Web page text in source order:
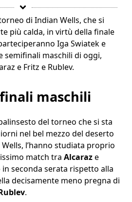
di Indian Wells, che si
più calda, in virtù della finale
Iga Swiatek e
semifinali maschili di oggi,
e Fritz e Rublev.
maschili
del torneo che si sta
nel bel mezzo del deserto
l’hanno studiata proprio
match tra Alcaraze
in seconda serata rispetto alla
decisamente meno pregna di
.